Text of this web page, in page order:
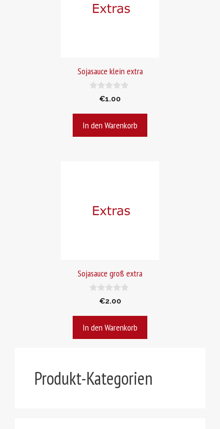
Sojasauce klein extra
5
€1.00
In den Warenkorb
Sojasauce groß extra
5
€2.00
In den Warenkorb
Produkt-Kategorien